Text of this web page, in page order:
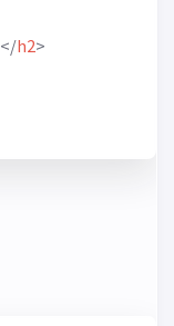
</h2>